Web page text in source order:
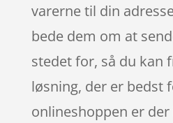
varerne til din
bede dem om at
stedet for, så du kan
løsning, der er bedst
onlineshoppen er